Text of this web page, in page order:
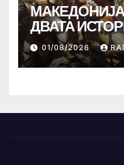
ДВАТА
ИЛИНДЕНА!
01/08/2026